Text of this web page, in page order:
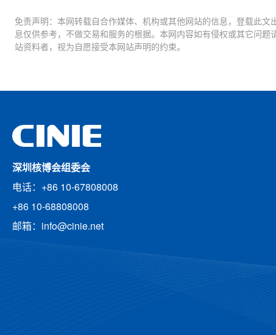
免责声明：本网转载自合作媒体、机构或其他网站的信息，登载此
息仅供参考，不做交易和服务的根据。本网内容如有侵权或其它问
站资料者，视为自愿接受本网站声明的约束。
深圳核博会组委会
电话：+86 10-67808008
+86 10-68808008
邮箱：info@cinie.net